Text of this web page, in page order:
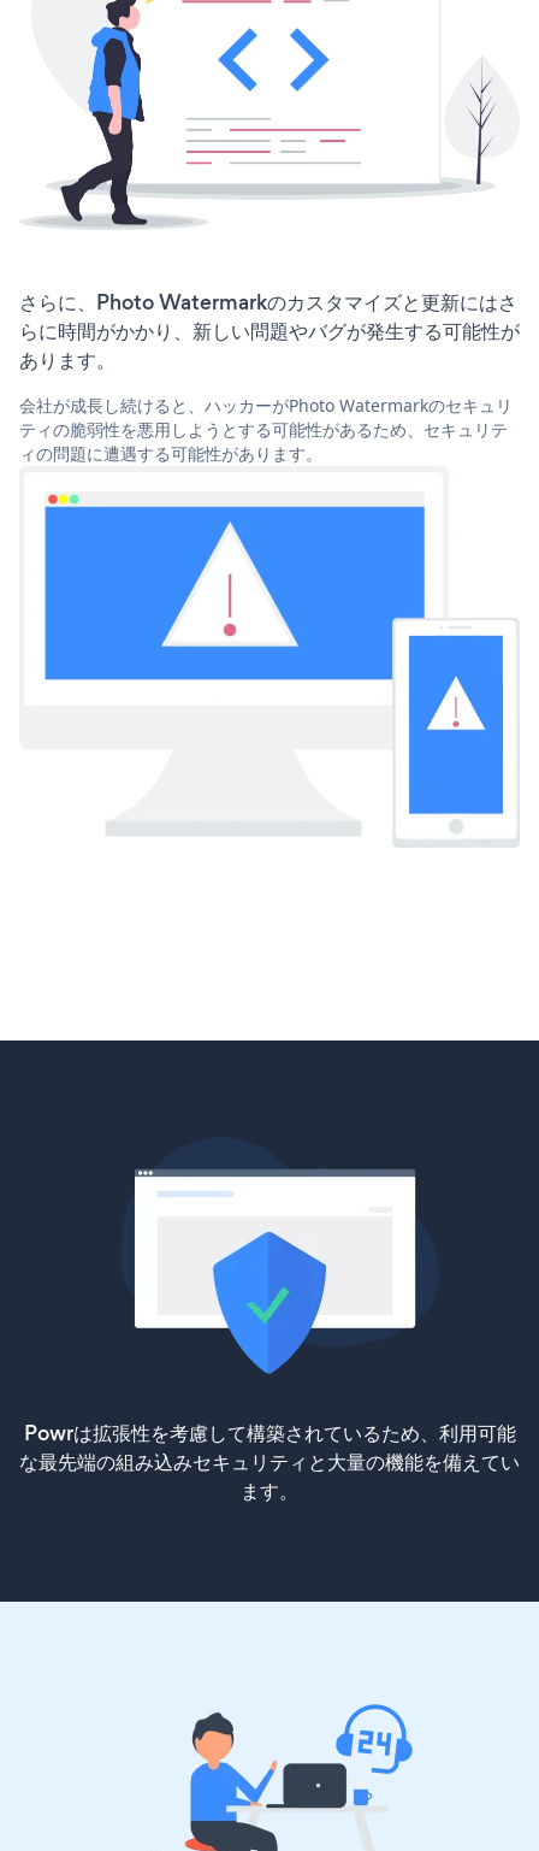
さらに、Photo Watermarkのカスタマイズと更新にはさ
らに時間がかかり、新しい問題やバグが発生する可能性が
あります。
会社が成長し続けると、ハッカーがPhoto Watermarkのセキュリ
ティの脆弱性を悪用しようとする可能性があるため、セキュリテ
ィの問題に遭遇する可能性があります。
Powrは拡張性を考慮して構築されているため、利用可能
な最先端の組み込みセキュリティと大量の機能を備えてい
ます。